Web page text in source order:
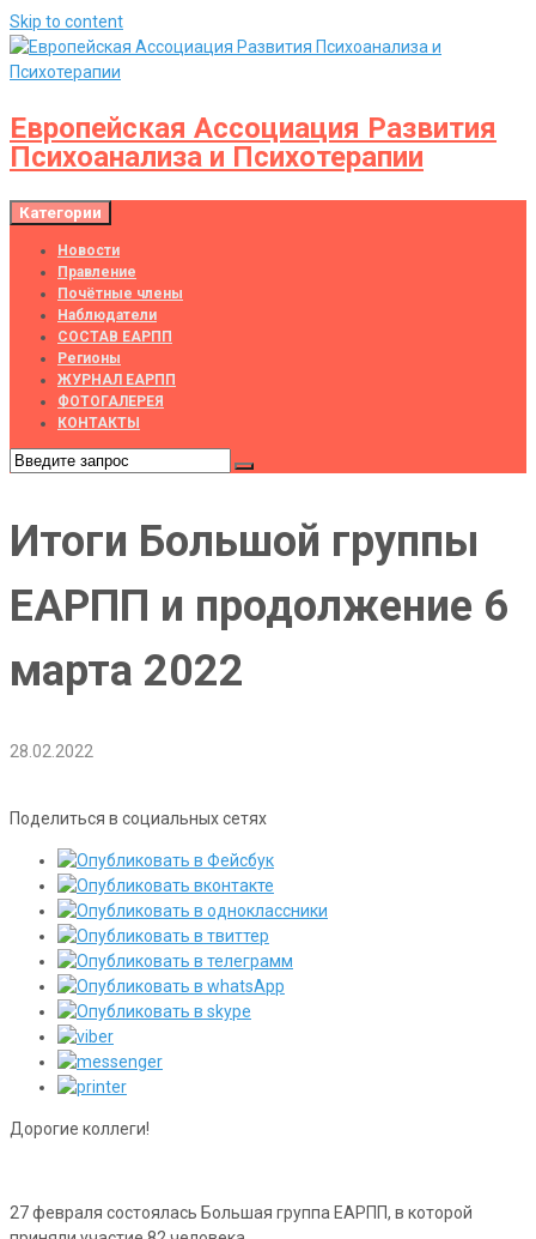
Skip to content
Европейская Ассоциация Развития
Психоанализа и Психотерапии
Категории
Новости
Правление
Почётные члены
Наблюдатели
СОСТАВ ЕАРПП
Регионы
ЖУРНАЛ ЕАРПП
ФОТОГАЛЕРЕЯ
КОНТАКТЫ
Итоги Большой группы
ЕАРПП и продолжение 6
марта 2022
28.02.2022
Поделиться в социальных сетях
Дорогие коллеги!
27 февраля состоялась Большая группа ЕАРПП, в которой